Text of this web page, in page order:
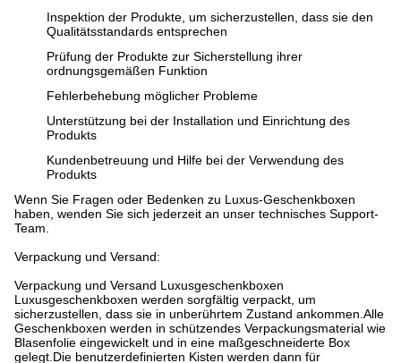
Inspektion der Produkte, um sicherzustellen, dass sie den
Qualitätsstandards entsprechen
Prüfung der Produkte zur Sicherstellung ihrer
ordnungsgemäßen Funktion
Fehlerbehebung möglicher Probleme
Unterstützung bei der Installation und Einrichtung des
Produkts
Kundenbetreuung und Hilfe bei der Verwendung des
Produkts
Wenn Sie Fragen oder Bedenken zu Luxus-Geschenkboxen
haben, wenden Sie sich jederzeit an unser technisches Support-
Team.
Verpackung und Versand:
Verpackung und Versand Luxusgeschenkboxen
Luxusgeschenkboxen werden sorgfältig verpackt, um
sicherzustellen, dass sie in unberührtem Zustand ankommen.Alle
Geschenkboxen werden in schützendes Verpackungsmaterial wie
Blasenfolie eingewickelt und in eine maßgeschneiderte Box
gelegt.Die benutzerdefinierten Kisten werden dann für